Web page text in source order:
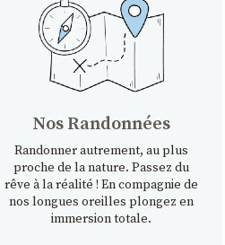
Nos Randonnées
Randonner autrement, au plus
proche de la nature. Passez du
rêve à la réalité ! En compagnie de
nos longues oreilles plongez en
immersion totale.